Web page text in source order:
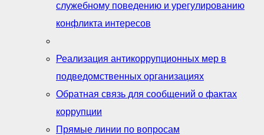
служебному поведению и урегулированию
конфликта интересов
Реализация антикоррупционных мер в
подведомственных организациях
Обратная связь для сообщений о фактах
коррупции
Прямые линии по вопросам